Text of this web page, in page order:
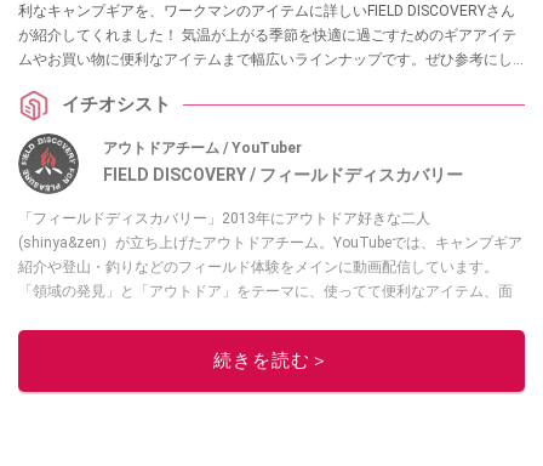
利なキャンプギアを、ワークマンのアイテムに詳しいFIELD DISCOVERYさん
が紹介してくれました！ 気温が上がる季節を快適に過ごすためのギアアイテ
ムやお買い物に便利なアイテムまで幅広いラインナップです。ぜひ参考にし
イチオシスト
アウトドアチーム / YouTuber
FIELD DISCOVERY / フィールドディスカバリー
「フィールドディスカバリー」2013年にアウトドア好きな二人
(shinya&zen）が立ち上げたアウトドアチーム。YouTubeでは、キャンプギア
紹介や登山・釣りなどのフィールド体験をメインに動画配信しています。
「領域の発見」と「アウトドア」をテーマに、使ってて便利なアイテム、面
・YouTubeチャンネルは
続きを読む＞